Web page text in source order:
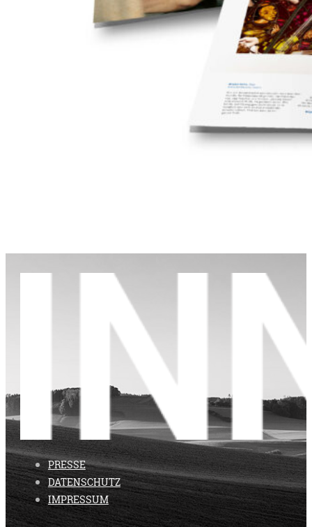
PRESSE
DATENSCHUTZ
IMPRESSUM